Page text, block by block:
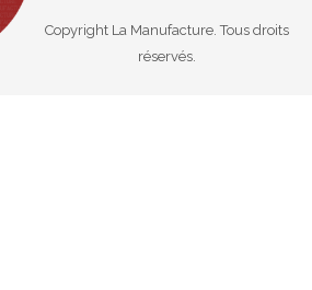
Copyright La Manufacture. Tous droits
réservés.